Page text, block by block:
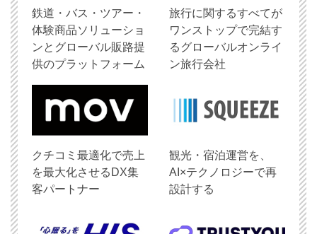
鉄道・バス・ツアー・
体験商品ソリューショ
ンとグローバル販路提
供のプラットフォーム
旅行に関するすべてが
ワンストップで完結す
るグローバルオンライ
ン旅行会社
クチコミ最適化で売上
を最大化させるDX集
客パートナー
観光・宿泊運営を、
AI×テクノロジーで再
設計する